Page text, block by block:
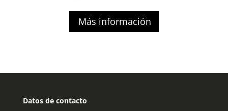
Más información
Datos de contacto